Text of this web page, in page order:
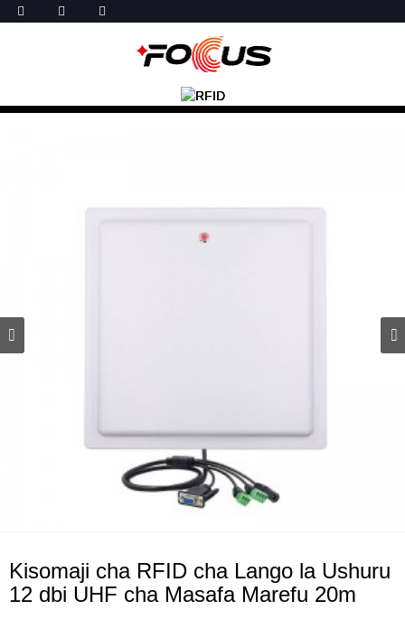
Kisomaji cha RFID cha Lango la Ushuru
12 dbi UHF cha Masafa Marefu 20m